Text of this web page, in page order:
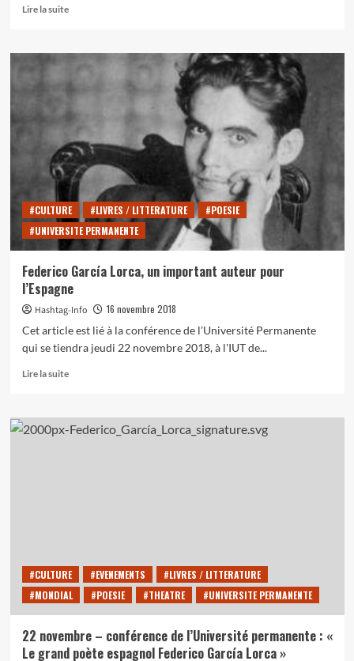
Lire la suiteEn
sur
Lorca
:
les
circonstances
de
sa
mort
#CULTURE #LIVRES / LITTERATURE
#POESIE
#UNIVERSITE PERMANENTE
Federico García Lorca, un important auteur pour
l’Espagne
Hashtag-Info
16 novembre 2018
Cet article est lié à la conférence de l’Université Permanente
qui se tiendra jeudi 22 novembre 2018, à l'IUT de...
Lire la suiteEn
sur
Federico
#CULTURE #EVENEMENTS
#LIVRES / LITTERATURE
#MONDIAL
#POESIE #THEATRE #UNIVERSITE PERMANENTE
22 novembre – conférence de l’Université permanente : «
Le grand poète espagnol Federico García Lorca »